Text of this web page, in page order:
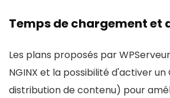
Temps de chargement et
Les plans proposés par
NGINX et la possibilité d'activer un
distribution de contenu) pour